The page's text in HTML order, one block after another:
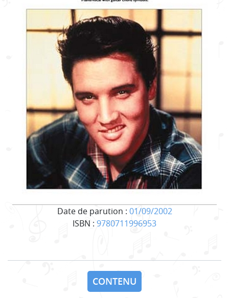
Date de parution : 01/09/2002
ISBN : 9780711996953
CONTENU